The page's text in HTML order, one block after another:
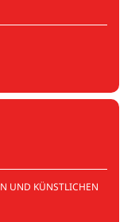
UND KÜNSTLICHEN